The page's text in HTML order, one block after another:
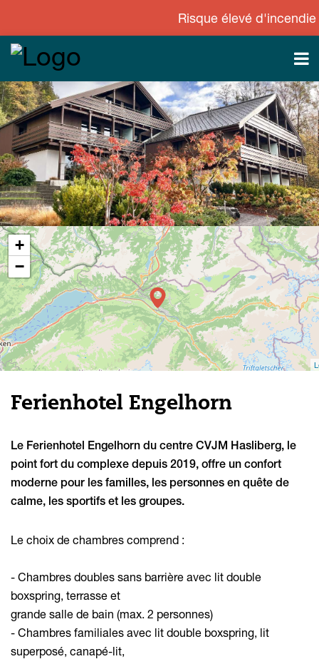
Risque élevé d'incendie
+
−
Ferienhotel Engelhorn
Le Ferienhotel Engelhorn du centre CVJM Hasliberg, le
point fort du complexe depuis 2019, offre un confort
moderne pour les familles, les personnes en quête de
calme, les sportifs et les groupes.
Le choix de chambres comprend :
- Chambres doubles sans barrière avec lit double
boxspring, terrasse et
grande salle de bain (max. 2 personnes)
- Chambres familiales avec lit double boxspring, lit
superposé, canapé-lit,